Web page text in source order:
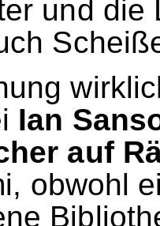
und
Ian
auf
obwohl